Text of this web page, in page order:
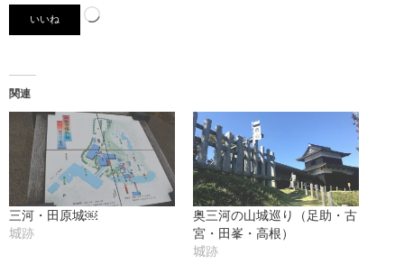
いいね
読
関連
三河・田原城￼
城跡
奥三河の山城巡り（足助・古
宮・田峯・高根）
城跡